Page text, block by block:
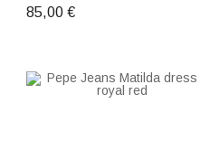
85,00 €